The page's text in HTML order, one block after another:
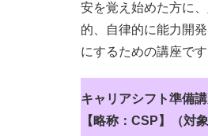
安を覚え始めた方に
的、自律的に能力開
にするための講座です
キャリアシフト準備
【略称：CSP】（対